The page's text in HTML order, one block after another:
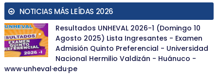
NOTICIAS MÁS LEÍDAS 2026
Resultados UNHEVAL 2026-1 (Domingo 10
Agosto 2025) Lista Ingresantes - Examen
Admisión Quinto Preferencial - Universidad
Nacional Hermilio Valdizán - Huánuco -
www·unheval·edu·pe